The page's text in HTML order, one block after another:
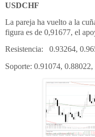
USDCHF
La pareja ha vuelto a la
figura es de 0,91677, el
Resistencia: 0.93264,
Soporte: 0.91074,